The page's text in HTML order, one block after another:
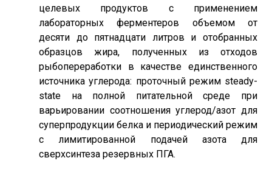
целевых продуктов с применением
лабораторных ферментеров объемом от
десяти до пятнадцати литров и отобранных
образцов жира, полученных из отходов
рыбопереработки в качестве единственного
источника углерода: проточный режим steady-
state на полной питательной среде при
варьировании соотношения углерод/азот для
суперпродукции белка и периодический режим
с лимитированной подачей азота для
сверхсинтеза резервных ПГА.